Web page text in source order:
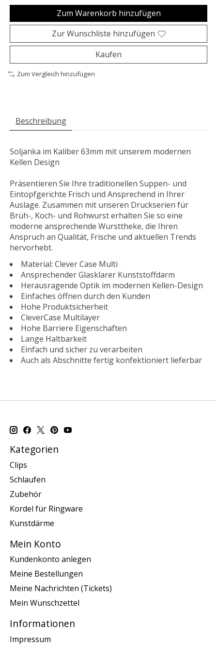
Zum Warenkorb hinzufügen
Zur Wunschliste hinzufügen
Kaufen
Zum Vergleich hinzufügen
Beschreibung
Soljanka im Kaliber 63mm mit unserem modernen
Kellen Design
Präsentieren Sie Ihre traditionellen Suppen- und
Eintopfgerichte Frisch und Ansprechend in Ihrer
Auslage. Zusammen mit unseren Druckserien für
Brüh-, Koch- und Rohwurst erhalten Sie so eine
moderne ansprechende Wursttheke, die Ihren
Anspruch an Qualität, Frische und aktuellen Trends
hervorhebt.
Material: Clever Case Multi
Ansprechender Glasklarer Kunststoffdarm
Herausragende Optik im modernen Kellen-Design
Einfaches öffnen durch den Kunden
Hohe Produktsicherheit
CleverCase Multilayer
Hohe Barriere Eigenschaften
Lange Haltbarkeit
Einfach und sicher zu verarbeiten
Auch als Abschnitte fertig konfektioniert lieferbar
Kategorien
Clips
Schlaufen
Zubehör
Kordel für Ringware
Kunstdärme
Mein Konto
Kundenkonto anlegen
Meine Bestellungen
Meine Nachrichten (Tickets)
Mein Wunschzettel
Informationen
Impressum